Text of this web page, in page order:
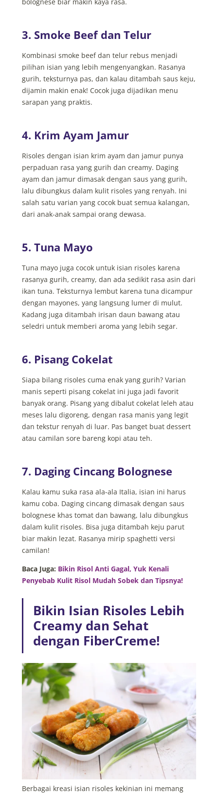
3. Smoke Beef dan Telur
Kombinasi smoke beef dan telur rebus menjadi
pilihan isian yang lebih mengenyangkan. Rasanya
gurih, teksturnya pas, dan kalau ditambah saus keju,
dijamin makin enak! Cocok juga dijadikan menu
sarapan yang praktis.
4. Krim Ayam Jamur
Risoles dengan isian krim ayam dan jamur punya
perpaduan rasa yang gurih dan creamy. Daging
ayam dan jamur dimasak dengan saus yang gurih,
lalu dibungkus dalam kulit risoles yang renyah. Ini
salah satu varian yang cocok buat semua kalangan,
dari anak-anak sampai orang dewasa.
5. Tuna Mayo
Tuna mayo juga cocok untuk isian risoles karena
rasanya gurih, creamy, dan ada sedikit rasa asin dari
ikan tuna. Teksturnya lembut karena tuna dicampur
dengan mayones, yang langsung lumer di mulut.
Kadang juga ditambah irisan daun bawang atau
seledri untuk memberi aroma yang lebih segar.
6. Pisang Cokelat
Siapa bilang risoles cuma enak yang gurih? Varian
manis seperti pisang cokelat ini juga jadi favorit
banyak orang. Pisang yang dibalut cokelat leleh atau
meses lalu digoreng, dengan rasa manis yang legit
dan tekstur renyah di luar. Pas banget buat dessert
atau camilan sore bareng kopi atau teh.
7. Daging Cincang Bolognese
Kalau kamu suka rasa ala-ala Italia, isian ini harus
kamu coba. Daging cincang dimasak dengan saus
bolognese khas tomat dan bawang, lalu dibungkus
dalam kulit risoles. Bisa juga ditambah keju parut
biar makin lezat. Rasanya mirip spaghetti versi
camilan!
Baca Juga: Bikin Risol Anti Gagal, Yuk Kenali
Penyebab Kulit Risol Mudah Sobek dan Tipsnya!
Bikin Isian Risoles Lebih
Creamy dan Sehat
dengan FiberCreme!
Berbagai kreasi isian risoles kekinian ini memang